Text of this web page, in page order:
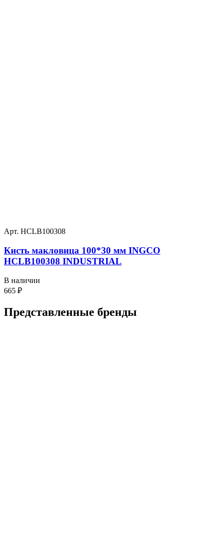
Арт. HCLB100308
Кисть макловица 100*30 мм INGCO
HCLB100308 INDUSTRIAL
В наличии
665 ₽
Представленные бренды